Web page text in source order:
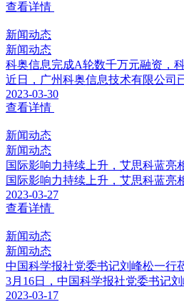
查看详情
新闻动态
新闻动态
科奥信息完成A轮数千万元融资，
近日，广州科奥信息技术有限公司
2023-03-30
查看详情
新闻动态
新闻动态
国际影响力持续上升，艾思科蓝亮
国际影响力持续上升，艾思科蓝亮
2023-03-27
查看详情
新闻动态
新闻动态
中国科学报社党委书记刘峰松一行
3月16日，中国科学报社党委书记
2023-03-17